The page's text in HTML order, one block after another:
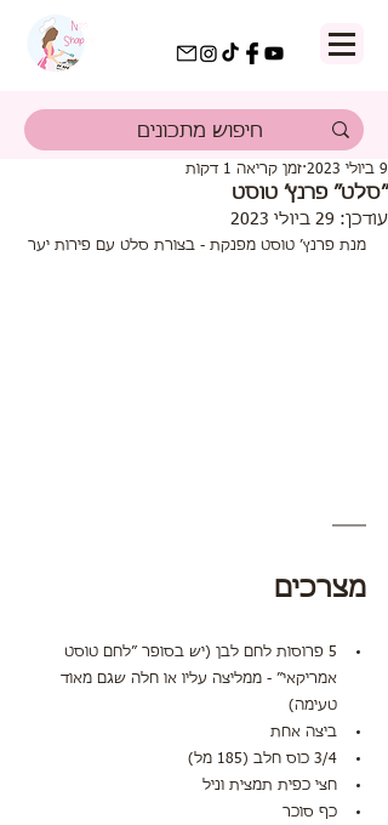
״סלט״ פרנץ׳ טוסט
9 ביולי 2023 זמן קריאה 1 דקות
עודכן: 29 ביולי 2023
מנת פרנץ׳ טוסט מפנקת - בצורת סלט עם פירות יער
מצרכים
5 פרוסות לחם לבן (יש בסופר ״לחם טוסט
אמריקאי״ - ממליצה עליו או חלה שגם מאוד
טעימה)
ביצה אחת
3/4 כוס חלב (185 מל)
חצי כפית תמצית וניל
כף סוכר